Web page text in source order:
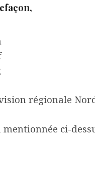
régionale
mentionnée ci-